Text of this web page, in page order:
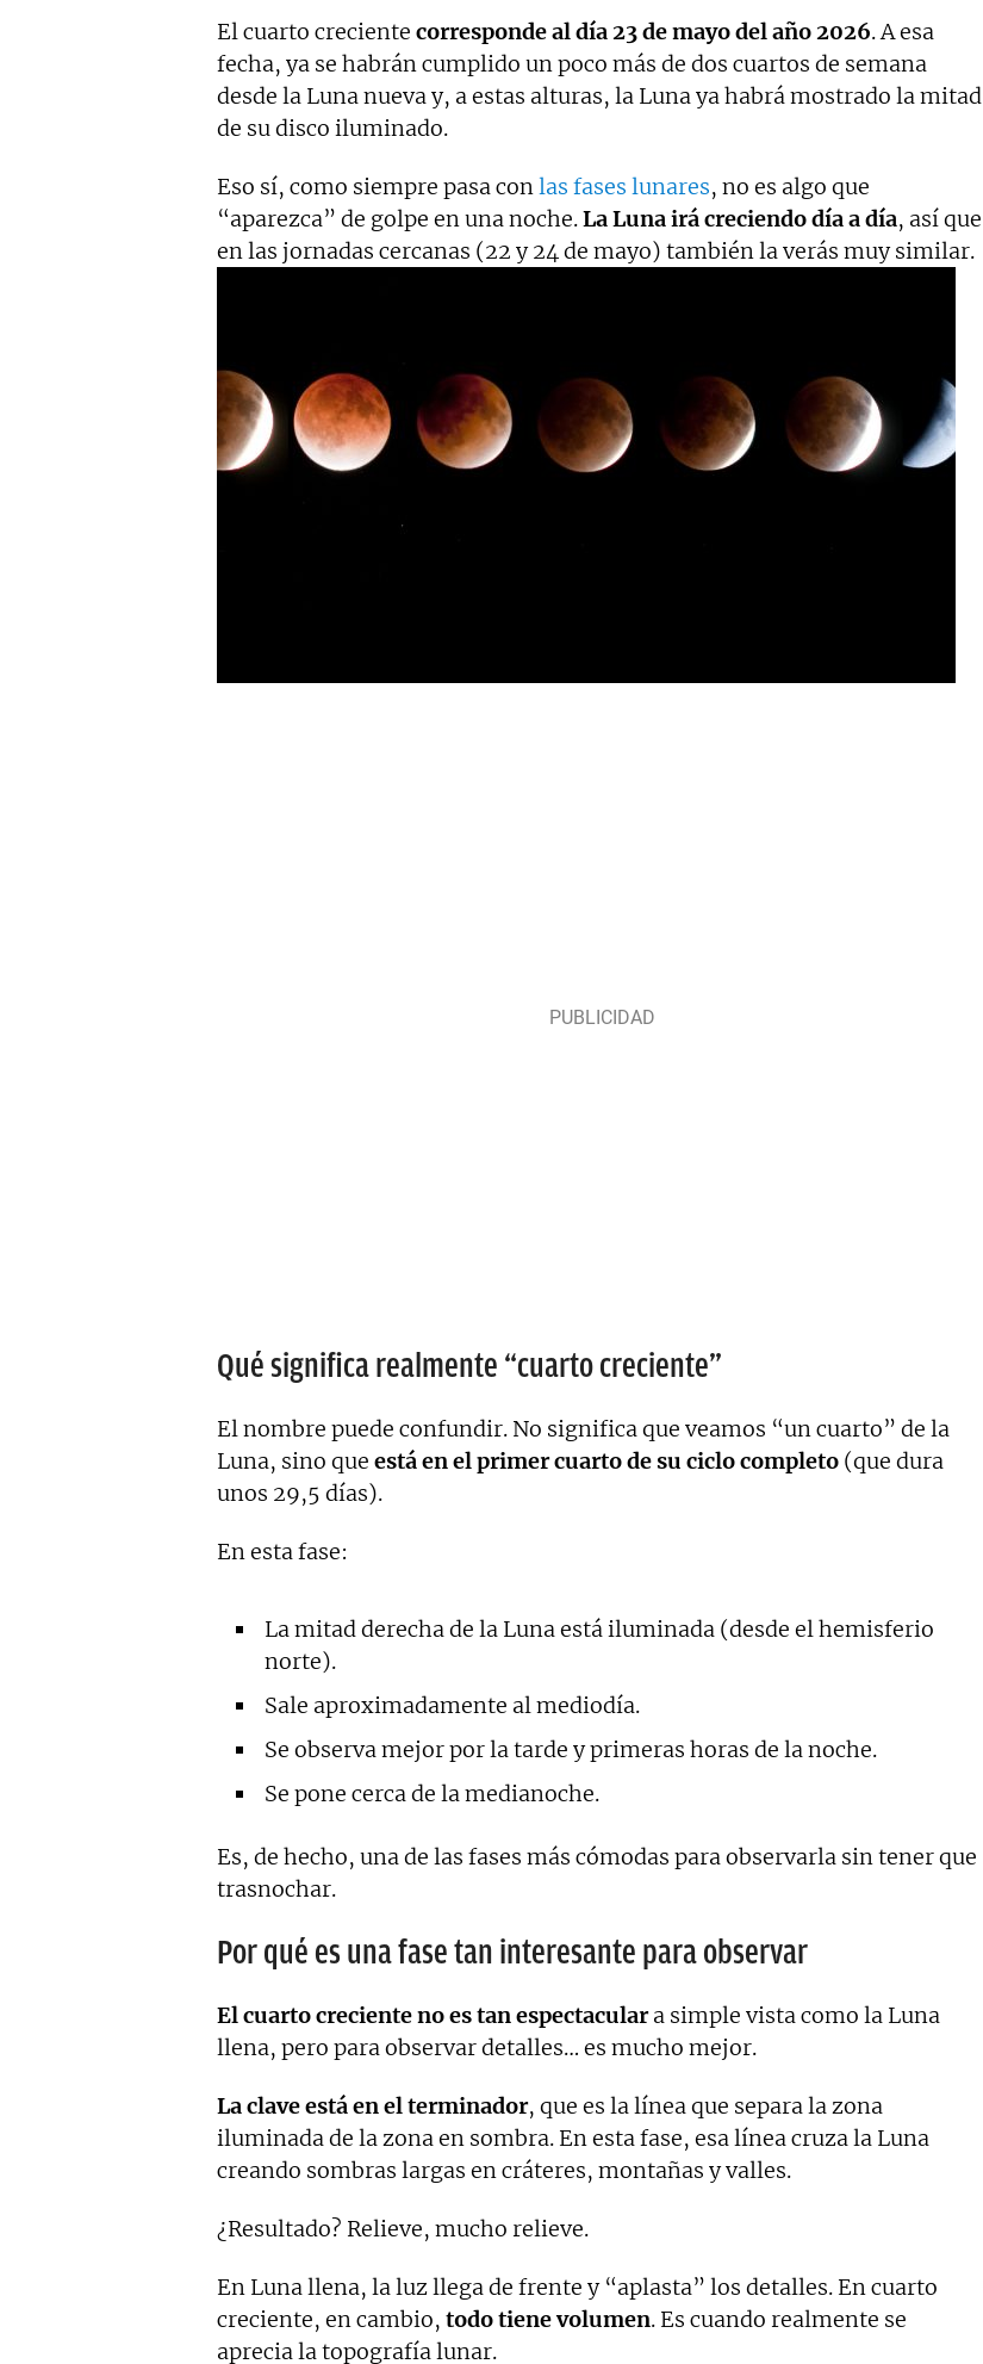
El cuarto creciente corresponde al día 23 de mayo del año 2026. A esa
fecha, ya se habrán cumplido un poco más de dos cuartos de semana
desde la Luna nueva y, a estas alturas, la Luna ya habrá mostrado la mitad
de su disco iluminado.
Eso sí, como siempre pasa conlas fases lunares, no es algo que
“aparezca” de golpe en una noche.La Luna irá creciendo día a día, así que
en las jornadas cercanas (22 y 24 de mayo) también la verás muy similar.
Qué significa realmente “cuarto creciente”
El nombre puede confundir. No significa que veamos “un cuarto” de la
Luna, sino que está en el primer cuarto de su ciclo completo (que dura
unos 29,5 días).
En esta fase:
La mitad derecha de la Luna está iluminada (desde el hemisferio
norte).
Sale aproximadamente al mediodía.
Se observa mejor por la tarde y primeras horas de la noche.
Se pone cerca de la medianoche.
Es, de hecho, una de las fases más cómodas para observarla sin tener que
trasnochar.
Por qué es una fase tan interesante para observar
El cuarto creciente no es tan espectaculara simple vista como la Luna
llena, pero para observar detalles… es mucho mejor.
La clave está en el terminador, que es la línea que separa la zona
iluminada de la zona en sombra. En esta fase, esa línea cruza la Luna
creando sombras largas en cráteres, montañas y valles.
¿Resultado? Relieve, mucho relieve.
En Luna llena, la luz llega de frente y “aplasta” los detalles. En cuarto
creciente, en cambio, todo tiene volumen. Es cuando realmente se
aprecia la topografía lunar.